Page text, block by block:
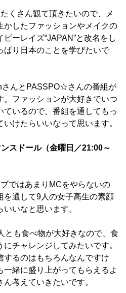
くさん観て頂きたいので、メ
かしたファッションやメイクの
ーレイズ“JAPAN”と改名をし
ぱり日本のことを学びたいで
さんとPASSPO☆さんの番組が
。ファッションが大好きでいつ
ているので、番組を通してもっ
いけたらいいなって思います。
スドール（金曜日／21:00～
ではあまりMCをやらないの
を通して9人の女子高生の素顔
いなと思います。
とも食べ物が大好きなので、食
にチャレンジしてみたいです。
するのはもちろんなんですけ
一緒に盛り上がってもらえるよ
ん考えていきたいです。